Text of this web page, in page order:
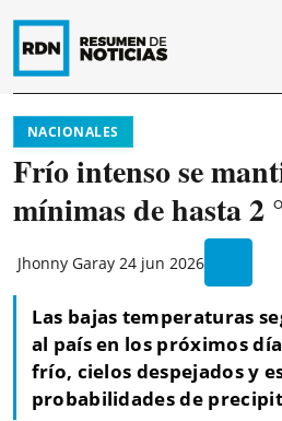
NACIONALES
Frío intenso se
mínimas de hasta 2
Jhonny Garay 24 jun 2026
Las bajas temperaturas
al país en los próximos
frío, cielos despejados y
probabilidades de